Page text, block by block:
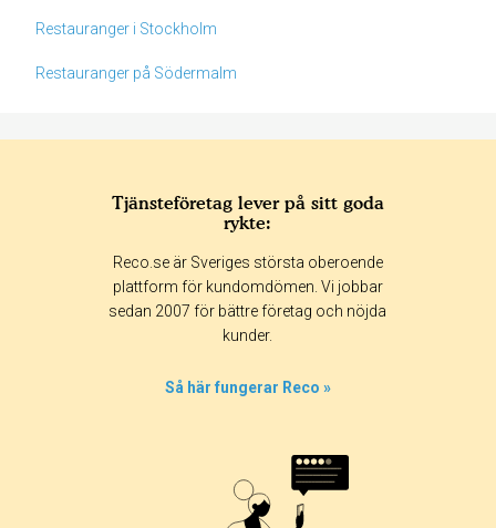
Restauranger i Stockholm
Restauranger på Södermalm
365 dagar 90 dagar
30 dagar
Tjänsteföretag lever på sitt goda
rykte:
Reco.se är Sveriges största oberoende
plattform för kundomdömen. Vi jobbar
sedan 2007 för bättre företag och nöjda
kunder.
Så här fungerar Reco »